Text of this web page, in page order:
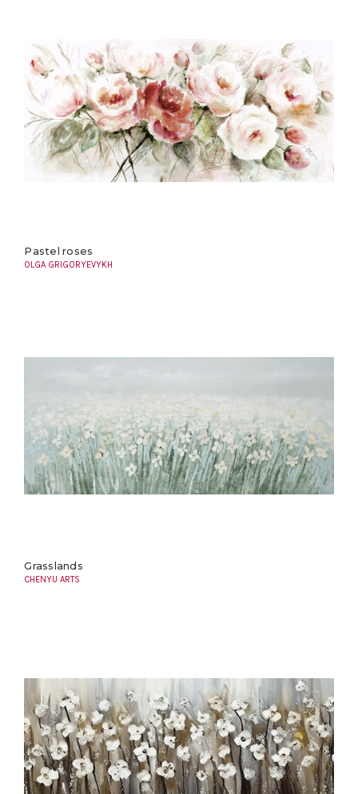
Pastel roses
OLGA GRIGORYEVYKH
Grasslands
CHENYU ARTS